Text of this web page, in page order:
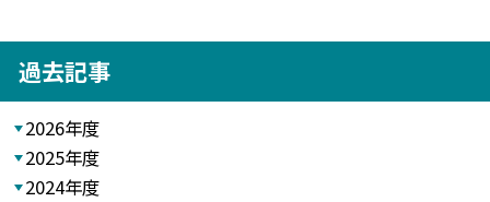
過去記事
2026年度
2025年度
2024年度